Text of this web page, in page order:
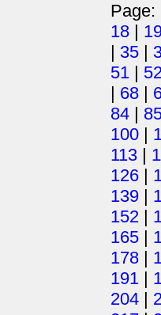
Page:
18 |
| 35 |
51 |
| 68 |
84 |
100 |
113 |
126 |
139 |
152 |
165 |
178 |
191 |
204 |